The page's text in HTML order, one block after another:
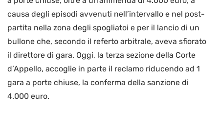
causa degli episodi avvenuti nell’intervallo e nel post-
partita nella zona degli spogliatoi e per il lancio di un
bullone che, secondo il referto arbitrale, aveva sfiorato
il direttore di gara. Oggi, la terza sezione della Corte
d’Appello, accoglie in parte il reclamo riducendo ad 1
gara a porte chiuse, la conferma della sanzione di
4.000 euro.